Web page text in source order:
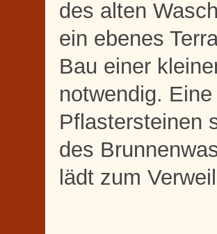
des alten
ein ebenes
Bau einer
notwendig.
Pflastersteinen
des
lädt zum